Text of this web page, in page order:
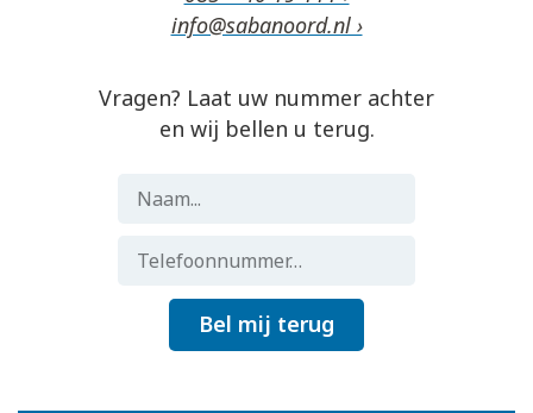
info@sabanoord.nl ›
Vragen? Laat uw nummer achter
en wij bellen u terug.
Bel mij terug